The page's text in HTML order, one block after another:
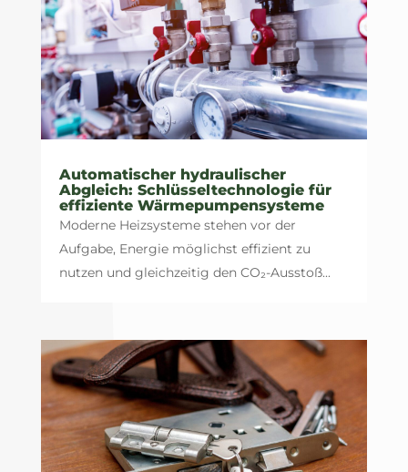
Automatischer hydraulischer
Abgleich: Schlüsseltechnologie für
effiziente Wärmepumpensysteme
Moderne Heizsysteme stehen vor der
Aufgabe, Energie möglichst effizient zu
nutzen und gleichzeitig den CO₂-Ausstoß...